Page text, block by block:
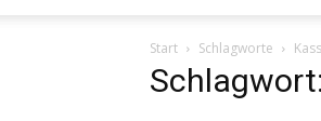
Start Schlagworte